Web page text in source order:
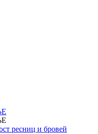
ресниц и бровей